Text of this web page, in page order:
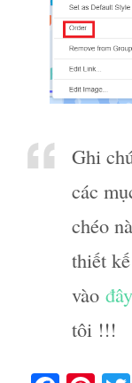
Ghi
các
chéo
thiết
vàođây
tôi !!!